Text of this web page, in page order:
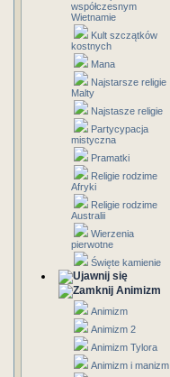
współczesnym
Wietnamie
Kult szczątków
kostnych
Mana
Najstarsze religie
Malty
Najstasze religie
Partycypacja
mistyczna
Pramatki
Religie rodzime
Afryki
Religie rodzime
Australii
Wierzenia
pierwotne
Święte kamienie
Animizm
Animizm
Animizm 2
Animizm Tylora
Animizm i manizm